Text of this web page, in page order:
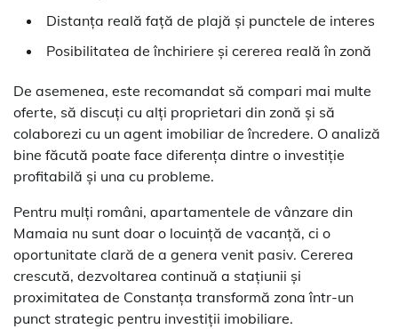
Distanța reală față de plajă și punctele de interes
Posibilitatea de închiriere și cererea reală în zonă
De asemenea, este recomandat să compari mai multe
oferte, să discuți cu alți proprietari din zonă și să
colaborezi cu un agent imobiliar de încredere. O analiză
bine făcută poate face diferența dintre o investiție
profitabilă și una cu probleme.
Pentru mulți români, apartamentele de vânzare din
Mamaia nu sunt doar o locuință de vacanță, ci o
oportunitate clară de a genera venit pasiv. Cererea
crescută, dezvoltarea continuă a stațiunii și
proximitatea de Constanța transformă zona într-un
punct strategic pentru investiții imobiliare.